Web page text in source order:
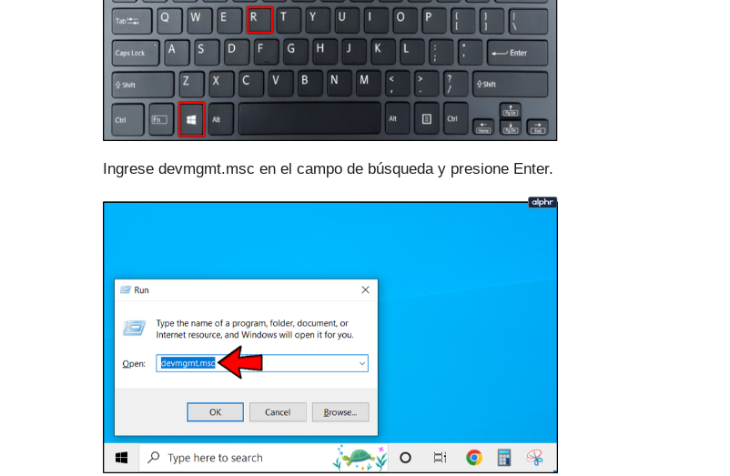
Ingrese devmgmt.msc en el campo de búsqueda y presione Enter.